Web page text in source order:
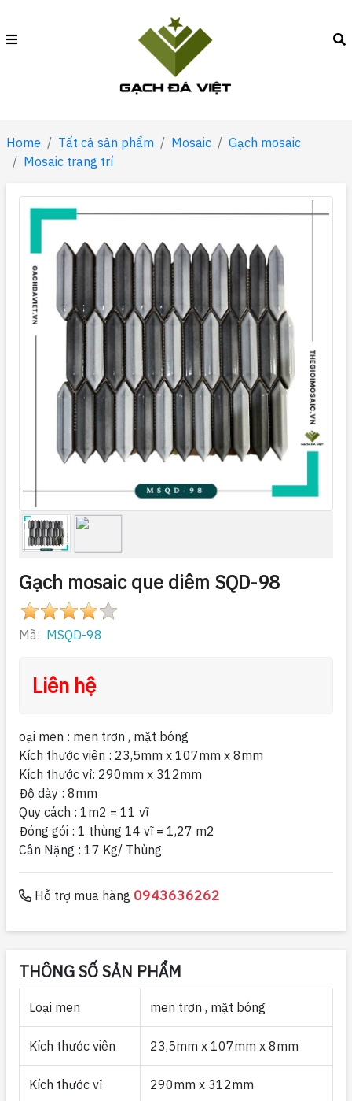
Home Tất cả sản phẩm Mosaic
Gạch mosaic
Mosaic trang trí
Gạch mosaic que diêm SQD-98
Mã: MSQD-98
Liên hệ
oại men : men trơn , mặt bóng
Kích thước viên : 23,5mm x 107mm x 8mm
Kích thước vỉ: 290mm x 312mm
Độ dày : 8mm
Quy cách : 1m2 = 11 vĩ
Đóng gói : 1 thùng 14 vĩ = 1,27 m2
Cân Nặng : 17 Kg/ Thùng
Hỗ trợ mua hàng 0943636262
THÔNG SỐ SẢN PHẨM
Loại men men trơn , mặt bóng
Kích thước viên 23,5mm x 107mm x 8mm
Kích thước vỉ 290mm x 312mm